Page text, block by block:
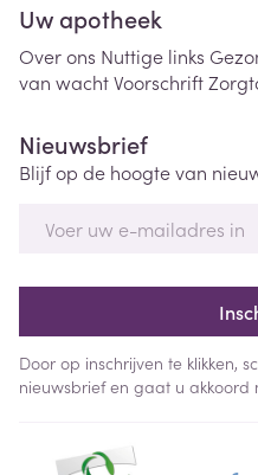
Uw apotheek
Over ons Nuttige links
van wachtVoorschrift
Nieuwsbrief
Blijf op de hoogte van
Door op inschrijven te klikken,
nieuwsbrief en gaat u akkoord